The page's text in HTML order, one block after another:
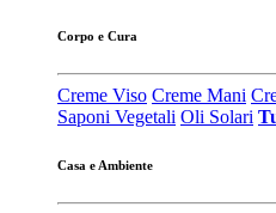
Corpo e Cura
Creme Viso Creme Mani
Saponi Vegetali Oli Solari
Casa e Ambiente